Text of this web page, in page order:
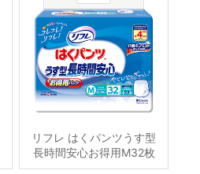
リフレ はくパンツうす型
長時間安心お得用M32枚